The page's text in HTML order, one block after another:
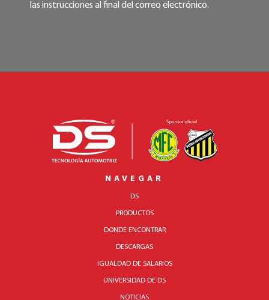
las instrucciones al final del correo electrónico.
NAVEGAR
DS
PRODUCTOS
DONDE ENCONTRAR
DESCARGAS
IGUALDAD DE SALARIOS
UNIVERSIDAD DE DS
NOTICIAS